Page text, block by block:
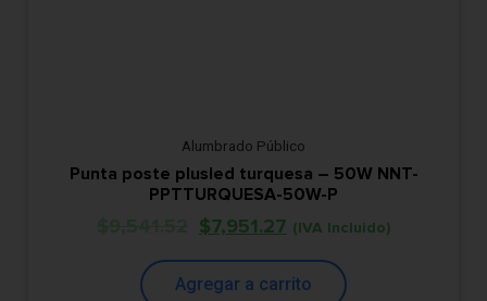
Alumbrado Público
Punta poste plusled turquesa – 50W NNT-
PPTTURQUESA-50W-P
$7,951.27 (IVA Incluido)
Agregar a carrito